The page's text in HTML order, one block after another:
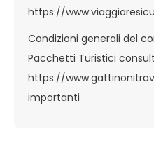
https://
Condizioni generali del
Pacchetti Turistici
https://
importanti